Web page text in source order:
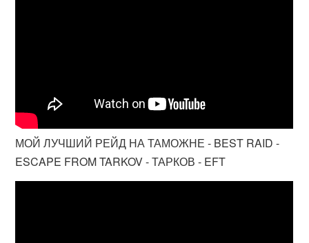
МОЙ ЛУЧШИЙ РЕЙД НА ТАМОЖНЕ - BEST RAID -
ESCAPE FROM TARKOV - ТАРКОВ - EFT